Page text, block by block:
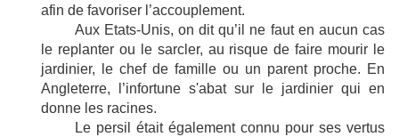
afin de favoriser l’accouplement.
Aux Etats-Unis, on dit qu’il ne faut en aucun cas
le replanter ou le sarcler, au risque de faire mourir le
jardinier, le chef de famille ou un parent proche. En
Angleterre, l’infortune s'abat sur le jardinier qui en
donne les racines.
Le persil était également connu pour ses vertus